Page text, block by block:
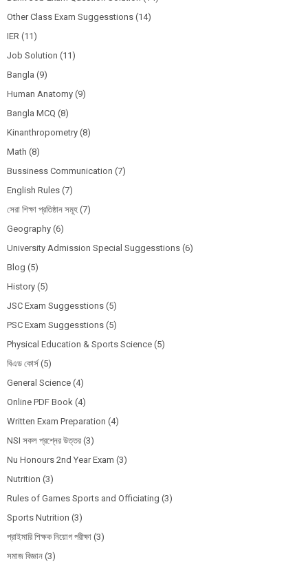
Other Class Exam Suggesstions (14)
IER (11)
Job Solution (11)
Bangla (9)
Human Anatomy (9)
Bangla MCQ (8)
Kinanthropometry (8)
Math (8)
Bussiness Communication (7)
English Rules (7)
সেরা শিক্ষা প্রতিষ্ঠান সমূহ (7)
Geography (6)
University Admission Special Suggesstions (6)
Blog (5)
History (5)
JSC Exam Suggesstions (5)
PSC Exam Suggesstions (5)
Physical Education & Sports Science (5)
বিএড কোর্স (5)
General Science (4)
Online PDF Book (4)
Written Exam Preparation (4)
NSI সকল প্রশ্নের উত্তর (3)
Nu Honours 2nd Year Exam (3)
Nutrition (3)
Rules of Games Sports and Officiating (3)
Sports Nutrition (3)
প্রাইমারি শিক্ষক নিয়োগ পরীক্ষা (3)
সমাজ বিজ্ঞান (3)